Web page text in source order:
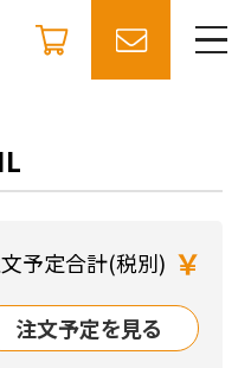
予定合計(税別) ￥
注文予定を見る